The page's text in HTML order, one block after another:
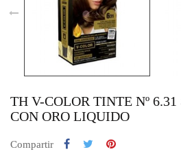
TH V-COLOR TINTE Nº
CON ORO LIQUIDO
Compartir